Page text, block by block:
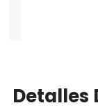
Detalles